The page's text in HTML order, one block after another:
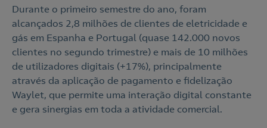
Durante o primeiro semestre do ano, foram
alcançados 2,8 milhões de clientes de eletricidade e
gás em Espanha e Portugal (quase 142.000 novos
clientes no segundo trimestre) e mais de 10 milhões
de utilizadores digitais (+17%), principalmente
através da aplicação de pagamento e fidelização
Waylet, que permite uma interação digital constante
e gera sinergias em toda a atividade comercial.